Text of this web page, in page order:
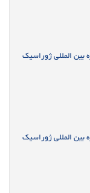
بین المللی ژوراسیک
بین المللی ژوراسیک